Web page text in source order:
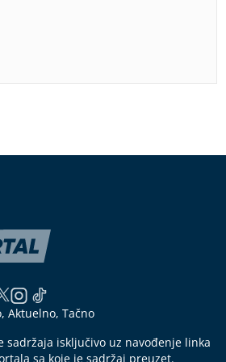
Aktuelno, Tačno
sadržaja isključivo uz navođenje linka
sa koje je sadržaj preuzet.